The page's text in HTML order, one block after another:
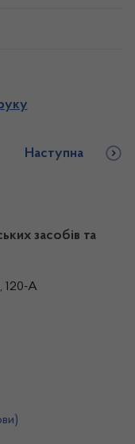
Наступна
засобів та
120-А